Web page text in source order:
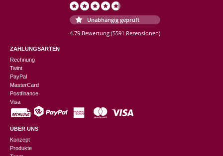
Unabhängig geprüft
4.79 Bewertung (5591 Rezensionen)
ZAHLUNGSARTEN
Rechnung
Twint
PayPal
MasterCard
Postfinance
Visa
ÜBER UNS
Konzept
Produkte